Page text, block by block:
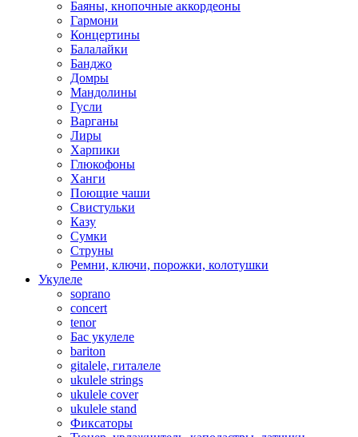
Баяны, кнопочные аккордеоны
Гармони
Концертины
Балалайки
Банджо
Домры
Мандолины
Гусли
Варганы
Лиры
Харпики
Глюкофоны
Ханги
Поющие чаши
Свистульки
Казу
Сумки
Струны
Ремни, ключи, порожки, колотушки
Укулеле
soprano
concert
tenor
Бас укулеле
bariton
gitalele, гиталеле
ukulele strings
ukulele cover
ukulele stand
Фиксаторы